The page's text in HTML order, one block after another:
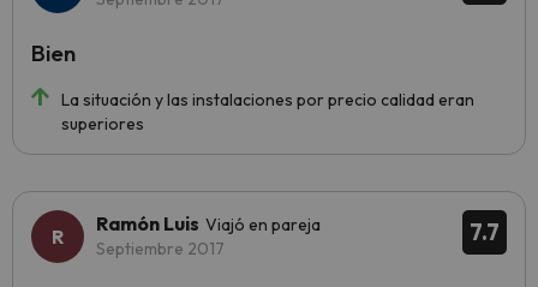
La situación y las instalaciones por precio calidad eran
superiores
Bien
7.7
Ramón Luis Viajó en pareja
Septiembre 2017